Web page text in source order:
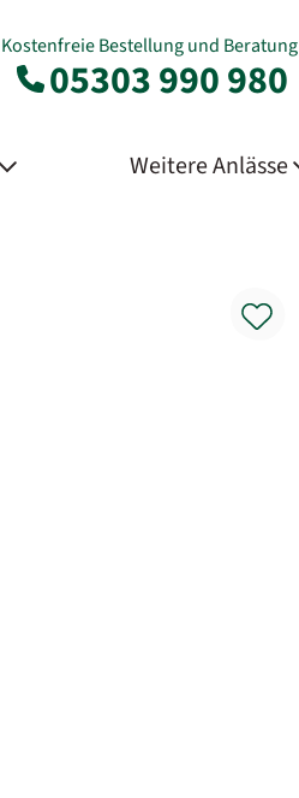
Kostenfreie Bestellung und Beratung
05303 990 980
Weitere Anlässe